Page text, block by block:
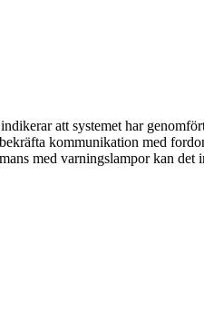
att systemet har
kommunikation med
med varningslampor kan